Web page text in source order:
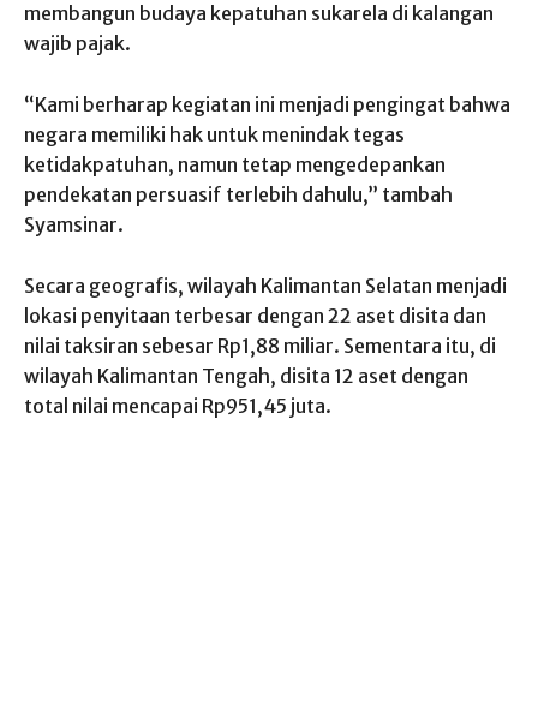
membangun budaya kepatuhan sukarela di kalangan
wajib pajak.
“Kami berharap kegiatan ini menjadi pengingat bahwa
negara memiliki hak untuk menindak tegas
ketidakpatuhan, namun tetap mengedepankan
pendekatan persuasif terlebih dahulu,” tambah
Syamsinar.
Secara geografis, wilayah Kalimantan Selatan menjadi
lokasi penyitaan terbesar dengan 22 aset disita dan
nilai taksiran sebesar Rp1,88 miliar. Sementara itu, di
wilayah Kalimantan Tengah, disita 12 aset dengan
total nilai mencapai Rp951,45 juta.